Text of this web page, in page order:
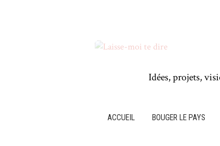
Idées, projets,
ACCUEIL BOUGER LE PAYS